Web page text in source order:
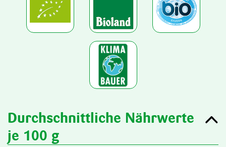
Durchschnittliche Nährwerte
je 100 g